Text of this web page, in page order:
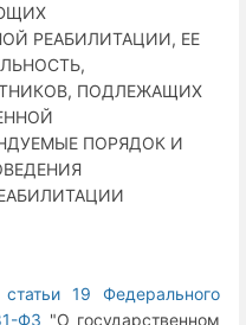
РЕАБИЛИТАЦИИ, ЕЕ
ПОДЛЕЖАЩИХ
ПОРЯДОК И
статьи 19 Федерального
ФЗ "О государственном